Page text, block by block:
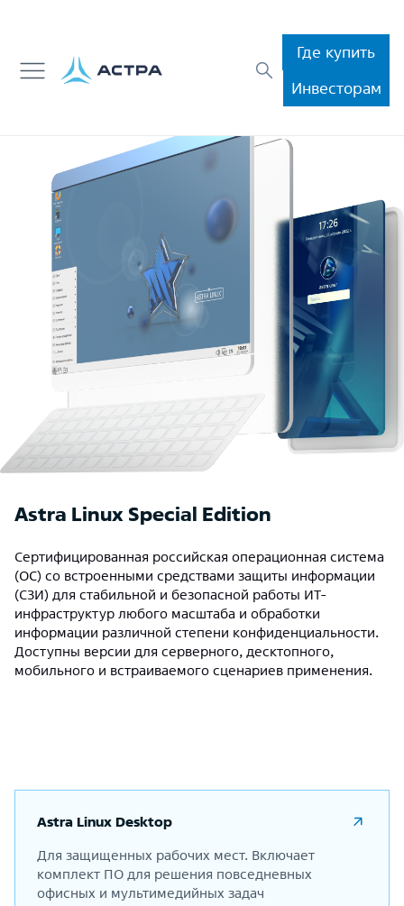
Где купить
Инвесторам
Astra Linux Special Edition
Cертифицированная российская операционная система
(ОС) со встроенными средствами защиты информации
(СЗИ) для стабильной и безопасной работы ИТ-
инфраструктур любого масштаба и обработки
информации различной степени конфиденциальности.
Доступны версии для серверного, десктопного,
мобильного и встраиваемого сценариев применения.
Astra Linux Desktop
Для защищенных рабочих мест. Включает
комплект ПО для решения повседневных
офисных и мультимедийных задач